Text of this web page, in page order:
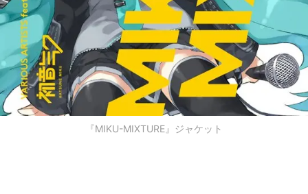
『MIKU-MIXTURE』ジャケット